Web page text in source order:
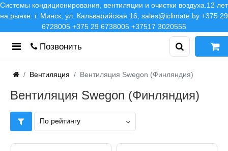
Системы кондиционирования, вентиляции и очистки воздуха.12 лет
на рынке. г. Минск, ул. Кальварийская 16, sales@iclimate.by +375 29
6728005 +375 29 6738005 +37517 3020555
Позвонить
Вентиляция Вентиляция Swegon (Финляндия)
Вентиляция Swegon (Финляндия)
По рейтингу